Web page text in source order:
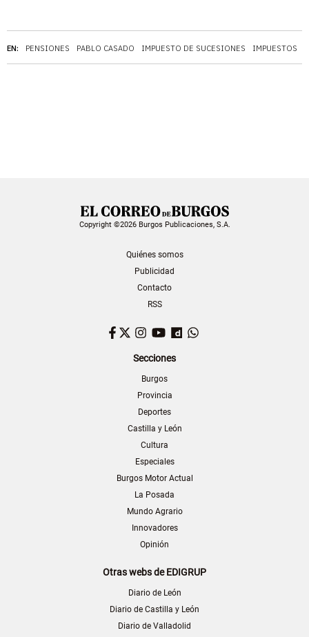
EN: PENSIONES PABLO CASADO IMPUESTO DE SUCESIONES IMPUESTOS
Copyright ©2026 Burgos Publicaciones, S.A.
Quiénes somos
Publicidad
Contacto
RSS
Facebook
TwitterInstagram
YouTubeDailymotion
Secciones
Burgos
Provincia
Deportes
Castilla y León
Cultura
Especiales
Burgos Motor Actual
La Posada
Mundo Agrario
Innovadores
Opinión
Otras webs de EDIGRUP
Diario de León
Diario de Castilla y León
Diario de Valladolid